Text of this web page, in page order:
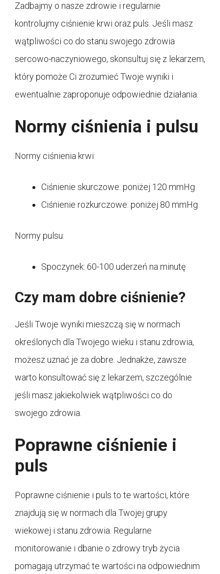
Zadbajmy o nasze zdrowie i regularnie
kontrolujmy ciśnienie krwi oraz puls. Jeśli masz
wątpliwości co do stanu swojego zdrowia
sercowo-naczyniowego, skonsultuj się z lekarzem,
który pomoże Ci zrozumieć Twoje wyniki i
ewentualnie zaproponuje odpowiednie działania.
Normy ciśnienia i pulsu
Normy ciśnienia krwi:
Ciśnienie skurczowe: poniżej 120 mmHg
Ciśnienie rozkurczowe: poniżej 80 mmHg
Normy pulsu:
Spoczynek: 60-100 uderzeń na minutę
Czy mam dobre ciśnienie?
Jeśli Twoje wyniki mieszczą się w normach
określonych dla Twojego wieku i stanu zdrowia,
możesz uznać je za dobre. Jednakże, zawsze
warto konsultować się z lekarzem, szczególnie
jeśli masz jakiekolwiek wątpliwości co do
swojego zdrowia.
Poprawne ciśnienie i
puls
Poprawne ciśnienie i puls to te wartości, które
znajdują się w normach dla Twojej grupy
wiekowej i stanu zdrowia. Regularne
monitorowanie i dbanie o zdrowy tryb życia
pomagają utrzymać te wartości na odpowiednim